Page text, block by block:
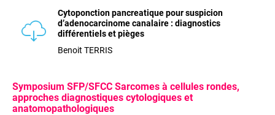
Cytoponction pancreatique pour suspicion
d’adenocarcinome canalaire : diagnostics
différentiels et pièges
Benoit TERRIS
Symposium SFP/SFCC Sarcomes à cellules rondes,
approches diagnostiques cytologiques et
anatomopathologiques